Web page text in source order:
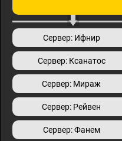
Сервер: Ифнир
Сервер: Ксанатос
Сервер: Мираж
Сервер: Рейвен
Сервер: Фанем